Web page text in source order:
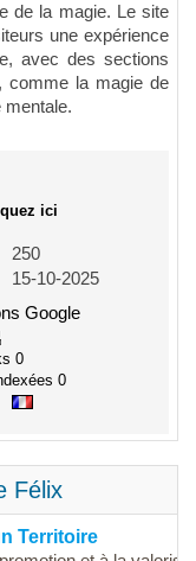
de la magie. Le site
une expérience
avec des sections
comme la magie de
mentale.
ici
250
15-10-2025
Google
0
0
Félix
Territoire